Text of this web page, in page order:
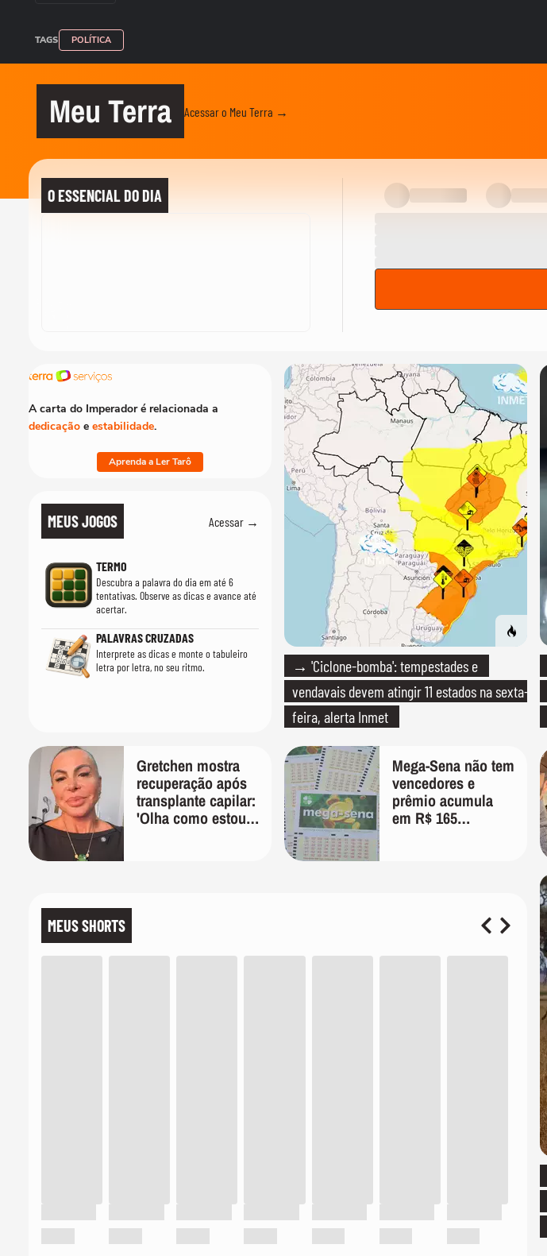
TAGS POLÍTICA
Meu Terra Acessar o Meu Terra →
O ESSENCIAL DO DIA
MEUS JOGOS Acessar →
TERMO
Descubra a palavra do dia em até 6
tentativas. Observe as dicas e avance até
acertar.
PALAVRAS CRUZADAS
Interprete as dicas e monte o tabuleiro
letra por letra, no seu ritmo.
→ 'Ciclone-bomba': tempestades e
vendavais devem atingir 11 estados na sexta-
feira, alerta Inmet
Gretchen mostra
recuperação após
transplante capilar:
'Olha como estou
Mega-Sena não tem
vencedores e
prêmio acumula
em R$ 165
MEUS SHORTS
A carta do Imperador é relacionada a
dedicação e estabilidade.
Aprenda a Ler Tarô